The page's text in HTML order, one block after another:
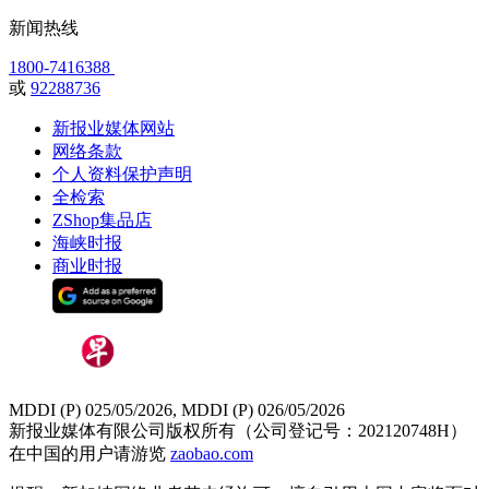
新闻热线
1800-7416388
或 92288736
新报业媒体网站
网络条款
个人资料保护声明
全检索
ZShop集品店
海峡时报
商业时报
MDDI (P) 025/05/2026, MDDI (P) 026/05/2026
新报业媒体有限公司版权所有（公司登记号：202120748H）
在中国的用户请游览 zaobao.com